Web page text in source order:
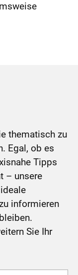
thematisch zu
Egal, ob es
Tipps
– unsere
informieren
Sie Ihr